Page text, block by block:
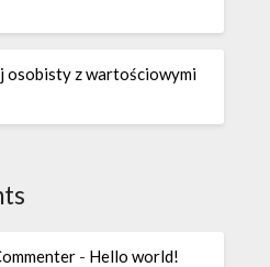
osobisty z wartościowymi
- Hello world!